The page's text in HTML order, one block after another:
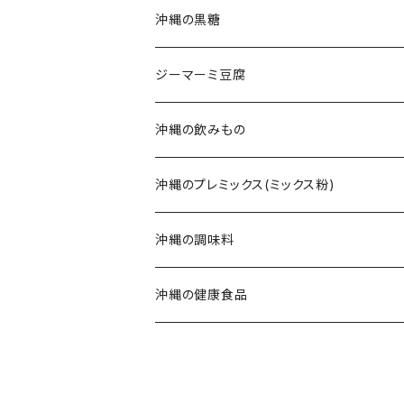
ラフテー(三枚肉)
軟骨ソーキ
てびち(豚足)
じゅーしぃ(沖縄の炊き込みご飯)
タコライス
コンビーフ
生麺・乾麺
沖縄そばだし
三枚肉そば(ラフテー)
ソーキそば
てびちそば
ミックスそば
沖縄の黒糖
純黒糖
黒糖ナッツ
黒糖菓子
黒糖(その他)
ジーマーミ豆腐
沖縄の飲みもの
さんぴん茶
シークヮーサー
ウコン茶
沖縄のプレミックス(ミックス粉)
沖縄の調味料
唐辛子
沖縄の健康食品